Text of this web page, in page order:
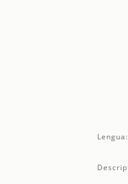
Lengua: